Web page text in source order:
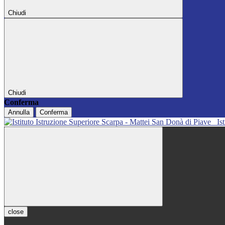
Chiudi
Chiudi
Conferma
Annulla Conferma
close